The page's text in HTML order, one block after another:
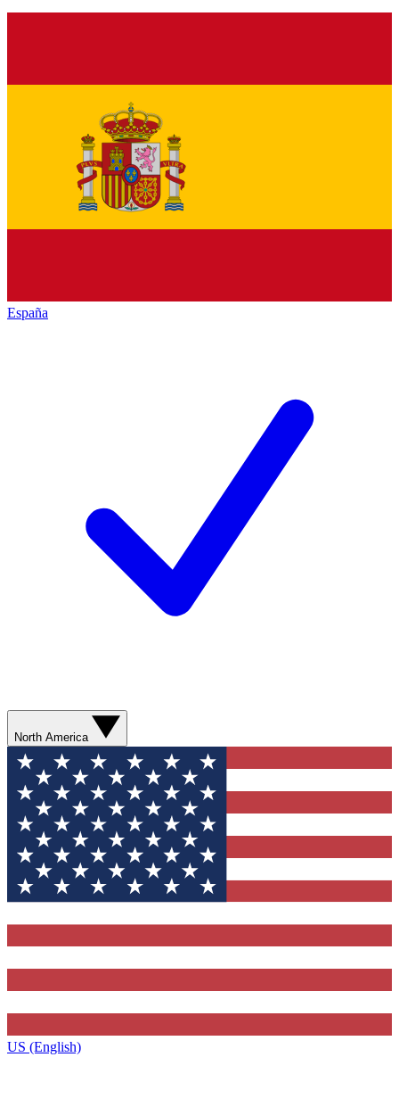
España
North America
US (English)